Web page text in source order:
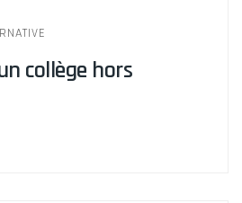
collège hors